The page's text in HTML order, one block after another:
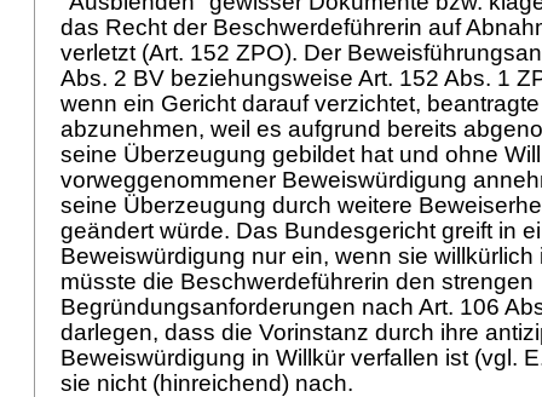
das Recht der Beschwerdeführerin auf
verletzt (Art. 152 ZPO). Der
Abs. 2 BV beziehungsweise Art. 152 Abs. 1
wenn ein Gericht darauf verzichtet,
abzunehmen, weil es aufgrund bereits
seine Überzeugung gebildet hat und ohne
vorweggenommener Beweiswürdigung
seine Überzeugung durch weitere
geändert würde. Das Bundesgericht greift in
Beweiswürdigung nur ein, wenn sie
müsste die Beschwerdeführerin den strengen
Begründungsanforderungen nach Art. 106
darlegen, dass die Vorinstanz durch ihre
Beweiswürdigung in Willkür verfallen ist (vgl.
sie nicht (hinreichend) nach.